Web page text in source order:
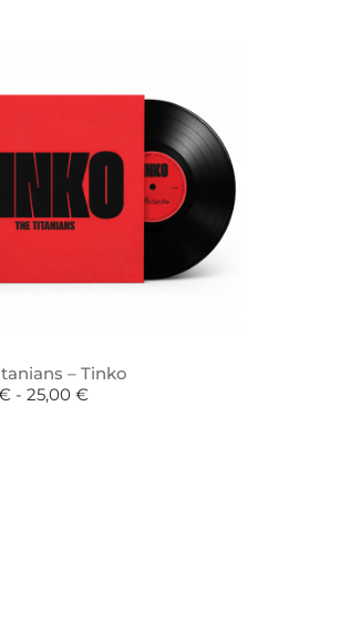
– Tinko
- 25,00 €